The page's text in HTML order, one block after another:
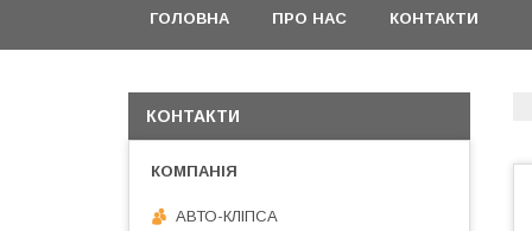
ГОЛОВНА ПРО НАС КОНТАКТИ
КОНТАКТИ
АВТО-КЛІПСА